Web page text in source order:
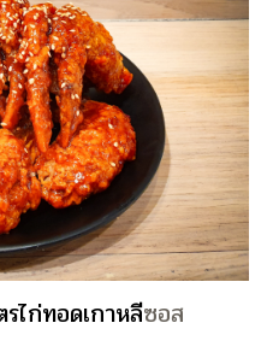
ไก่ทอดเกาหลีซอส